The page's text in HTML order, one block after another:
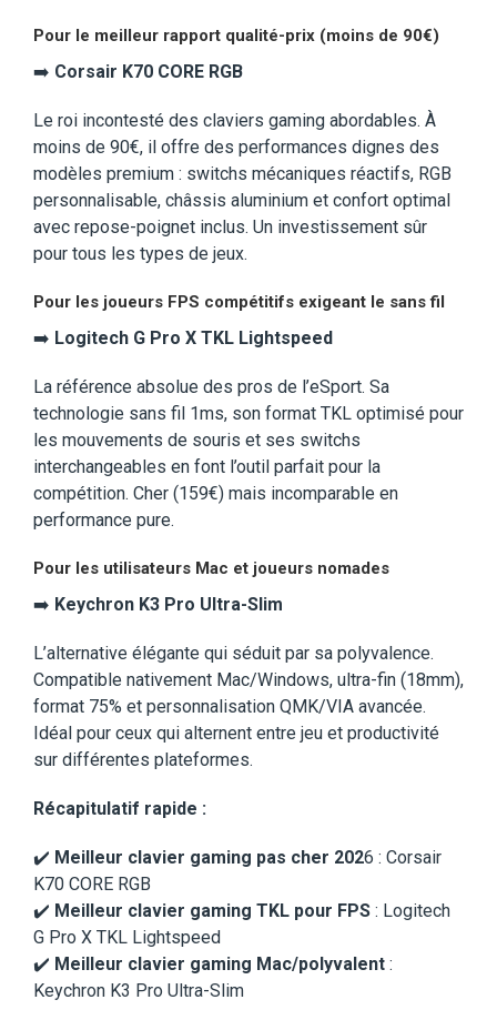
Pour le meilleur rapport qualité-prix (moins de 90€)
➡️ Corsair K70 CORE RGB
Le roi incontesté des claviers gaming abordables. À
moins de 90€, il offre des performances dignes des
modèles premium : switchs mécaniques réactifs, RGB
personnalisable, châssis aluminium et confort optimal
avec repose-poignet inclus. Un investissement sûr
pour tous les types de jeux.
Pour les joueurs FPS compétitifs exigeant le sans fil
➡️ Logitech G Pro X TKL Lightspeed
La référence absolue des pros de l’eSport. Sa
technologie sans fil 1ms, son format TKL optimisé pour
les mouvements de souris et ses switchs
interchangeables en font l’outil parfait pour la
compétition. Cher (159€) mais incomparable en
performance pure.
Pour les utilisateurs Mac et joueurs nomades
➡️ Keychron K3 Pro Ultra-Slim
L’alternative élégante qui séduit par sa polyvalence.
Compatible nativement Mac/Windows, ultra-fin (18mm),
format 75% et personnalisation QMK/VIA avancée.
Idéal pour ceux qui alternent entre jeu et productivité
sur différentes plateformes.
Récapitulatif rapide :
✔️ Meilleur clavier gaming pas cher 2026 : Corsair
K70 CORE RGB
✔️ Meilleur clavier gaming TKL pour FPS : Logitech
G Pro X TKL Lightspeed
✔️ Meilleur clavier gaming Mac/polyvalent :
Keychron K3 Pro Ultra-Slim